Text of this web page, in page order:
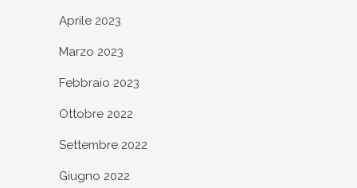
Aprile 2023
Marzo 2023
Febbraio 2023
Ottobre 2022
Settembre 2022
Giugno 2022